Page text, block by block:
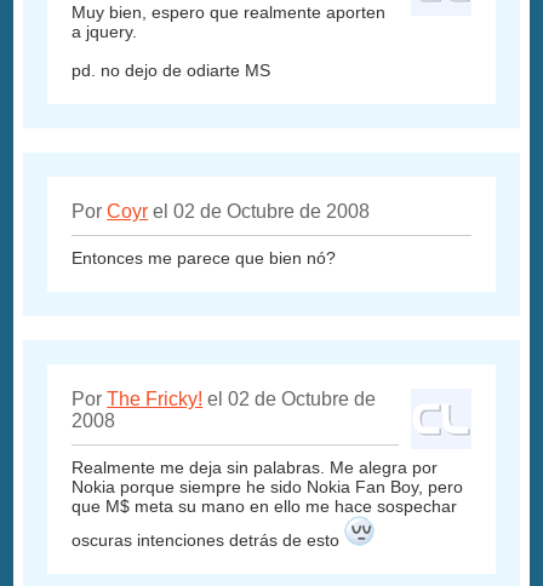
Muy bien, espero que realmente aporten
a jquery.
pd. no dejo de odiarte MS
PorCoyr el 02 de Octubre de 2008
Entonces me parece que bien nó?
PorThe Fricky! el 02 de Octubre de
2008
Realmente me deja sin palabras. Me alegra por
Nokia porque siempre he sido Nokia Fan Boy, pero
que M$ meta su mano en ello me hace sospechar
oscuras intenciones detrás de esto